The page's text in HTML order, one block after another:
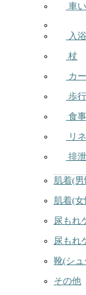
車
入浴
杖
カ
歩
食事
リ
排泄
肌着(
肌着(
尿もれ
尿もれ
靴(シ
その他